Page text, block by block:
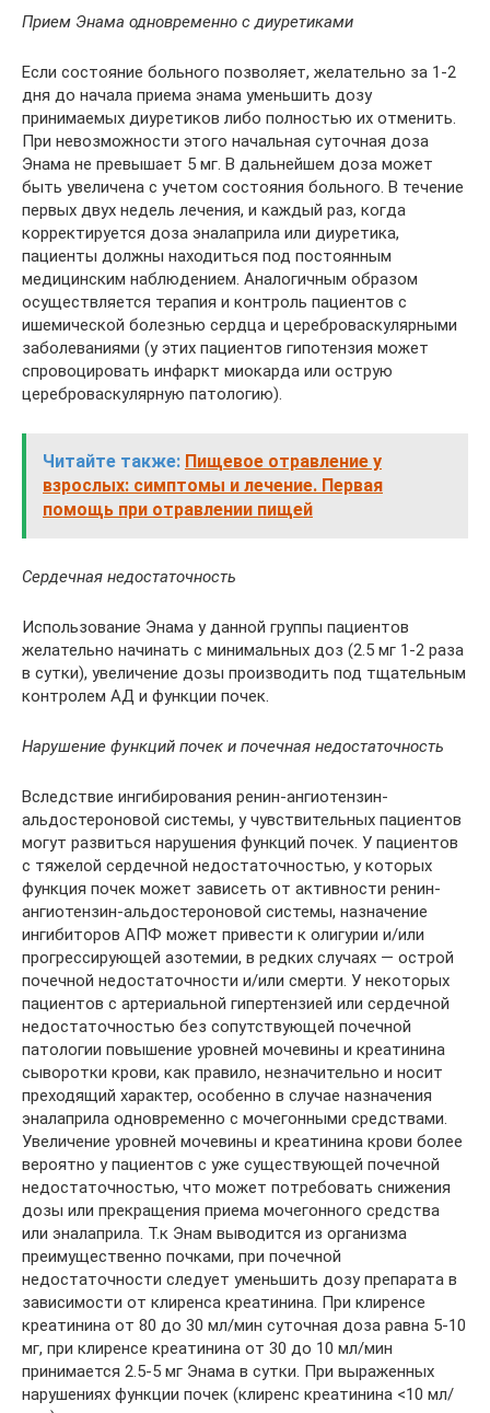
Прием Энама одновременно с диуретиками
Если состояние больного позволяет, желательно за 1-2
дня до начала приема энама уменьшить дозу
принимаемых диуретиков либо полностью их отменить.
При невозможности этого начальная суточная доза
Энама не превышает 5 мг. В дальнейшем доза может
быть увеличена с учетом состояния больного. В течение
первых двух недель лечения, и каждый раз, когда
корректируется доза эналаприла или диуретика,
пациенты должны находиться под постоянным
медицинским наблюдением. Аналогичным образом
осуществляется терапия и контроль пациентов с
ишемической болезнью сердца и цереброваскулярными
заболеваниями (у этих пациентов гипотензия может
спровоцировать инфаркт миокарда или острую
цереброваскулярную патологию).
Читайте также: Пищевое отравление у
взрослых: симптомы и лечение. Первая
помощь при отравлении пищей
Сердечная недостаточность
Использование Энама у данной группы пациентов
желательно начинать с минимальных доз (2.5 мг 1-2 раза
в сутки), увеличение дозы производить под тщательным
контролем АД и функции почек.
Нарушение функций почек и почечная недостаточность
Вследствие ингибирования ренин-ангиотензин-
альдостероновой системы, у чувствительных пациентов
могут развиться нарушения функций почек. У пациентов
с тяжелой сердечной недостаточностью, у которых
функция почек может зависеть от активности ренин-
ангиотензин-альдостероновой системы, назначение
ингибиторов АПФ может привести к олигурии и/или
прогрессирующей азотемии, в редких случаях — острой
почечной недостаточности и/или смерти. У некоторых
пациентов с артериальной гипертензией или сердечной
недостаточностью без сопутствующей почечной
патологии повышение уровней мочевины и креатинина
сыворотки крови, как правило, незначительно и носит
преходящий характер, особенно в случае назначения
эналаприла одновременно с мочегонными средствами.
Увеличение уровней мочевины и креатинина крови более
вероятно у пациентов с уже существующей почечной
недостаточностью, что может потребовать снижения
дозы или прекращения приема мочегонного средства
или эналаприла. Т.к Энам выводится из организма
преимущественно почками, при почечной
недостаточности следует уменьшить дозу препарата в
зависимости от клиренса креатинина. При клиренсе
креатинина от 80 до 30 мл/мин суточная доза равна 5-10
мг, при клиренсе креатинина от 30 до 10 мл/мин
принимается 2.5-5 мг Энама в сутки. При выраженных
нарушениях функции почек (клиренс креатинина <10 мл/